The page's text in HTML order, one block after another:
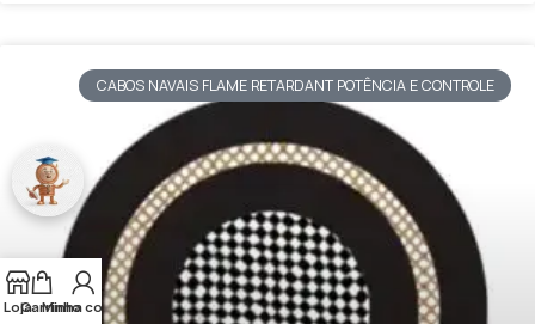
CABOS NAVAIS FLAME RETARDANT POTÊNCIA E CONTROLE
LojaCarrinho
Minha conta